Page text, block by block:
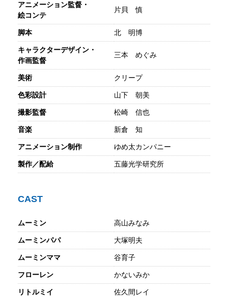
アニメーション監督・
絵コンテ
片貝 慎
脚本 北 明博
キャラクターデザイン・
作画監督
三本 めぐみ
美術 クリープ
色彩設計 山下 朝美
撮影監督 松崎 信也
音楽 新倉 知
アニメーション制作 ゆめ太カンパニー
製作／配給 五藤光学研究所
CAST
ムーミン 高山みなみ
ムーミンパパ 大塚明夫
ムーミンママ 谷育子
フローレン かないみか
リトルミイ 佐久間レイ